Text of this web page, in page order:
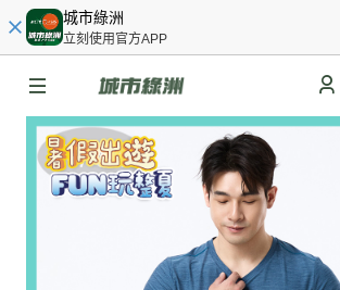
城市綠洲
立刻使用官方APP